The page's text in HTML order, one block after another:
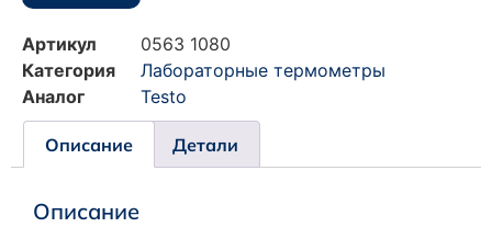
Артикул
0563 1080
Категория
Лабораторные термометры
Аналог
Testo
Описание Детали
Описание